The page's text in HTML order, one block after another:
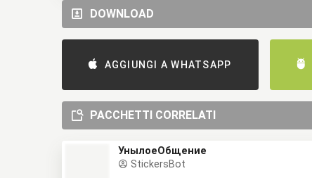
DOWNLOAD
AGGIUNGI A WHATSAPP
PACCHETTI CORRELATI
УнылоеОбщение
StickersBot